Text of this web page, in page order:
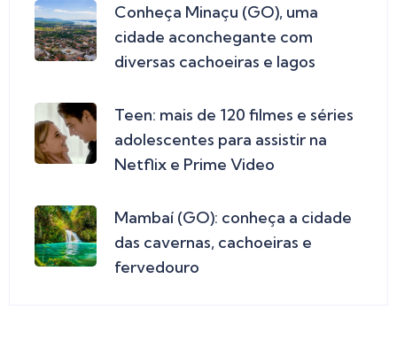
Conheça Minaçu (GO), uma
cidade aconchegante com
diversas cachoeiras e lagos
Teen: mais de 120 filmes e séries
adolescentes para assistir na
Netflix e Prime Video
Mambaí (GO): conheça a cidade
das cavernas, cachoeiras e
fervedouro